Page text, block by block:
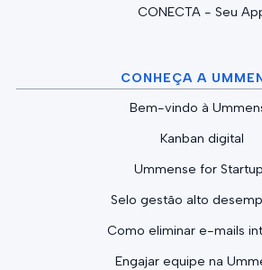
CONECTA - Seu
CONHEÇA A
Bem-vindo à
Kanban digital
Ummense for
Selo gestão alto
Como eliminar e-mails
Engajar equipe na